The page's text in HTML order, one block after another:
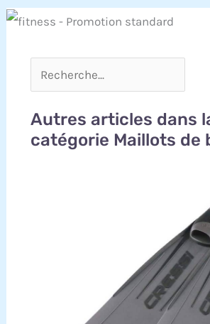
Autres articles dans
catégorie Maillots de